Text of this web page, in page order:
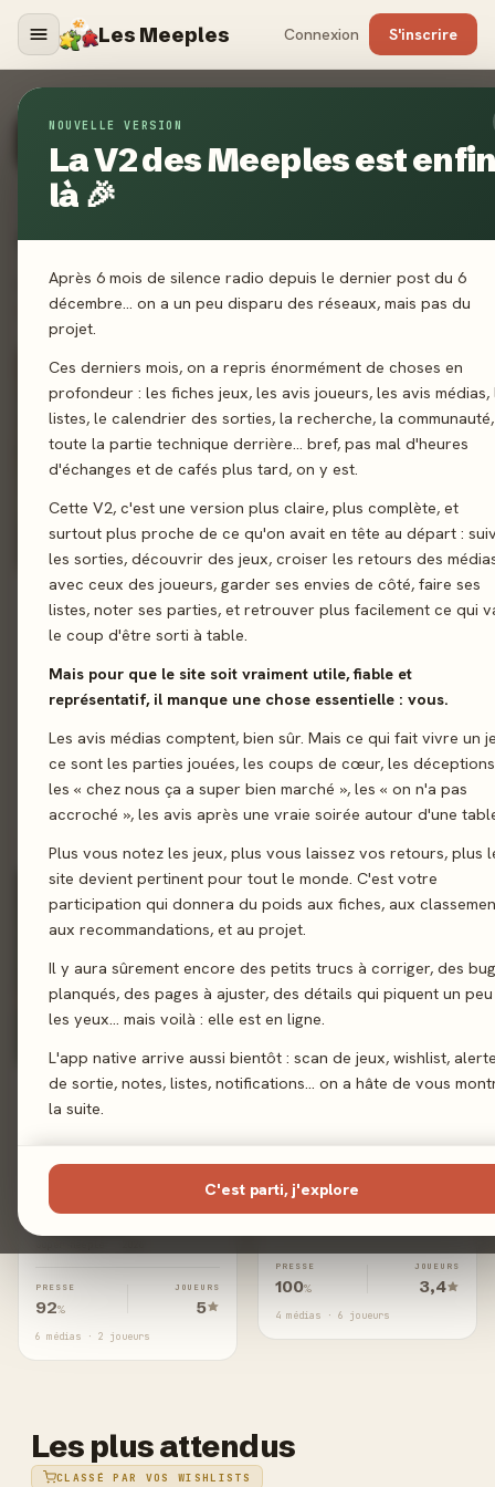
Les Meeples - Reviews, Avis &
Les Meeples Connexion S'inscrire
NOUVELLE VERSION
La V2 des Meeples est
là 🎉
Après 6 mois de silence radio depuis le dernier post du 6
décembre… on a un peu disparu des réseaux, mais pas du
projet.
Ces derniers mois, on a repris énormément de choses en
profondeur : les fiches jeux, les avis joueurs, les avis médias,
listes, le calendrier des sorties, la recherche, la communauté,
toute la partie technique derrière… bref, pas mal d'heures
d'échanges et de cafés plus tard, on y est.
Cette V2, c'est une version plus claire, plus complète, et
surtout plus proche de ce qu'on avait en tête au départ :
les sorties, découvrir des jeux, croiser les retours des
avec ceux des joueurs, garder ses envies de côté, faire ses
listes, noter ses parties, et retrouver plus facilement ce qui
le coup d'être sorti à table.
Mais pour que le site soit vraiment utile, fiable et
représentatif, il manque une chose essentielle : vous.
Les avis médias comptent, bien sûr. Mais ce qui fait vivre un
ce sont les parties jouées, les coups de cœur, les
les « chez nous ça a super bien marché », les « on n'a pas
accroché », les avis après une vraie soirée autour d'une
Plus vous notez les jeux, plus vous laissez vos retours, plus
site devient pertinent pour tout le monde. C'est votre
participation qui donnera du poids aux fiches, aux
aux recommandations, et au projet.
Il y aura sûrement encore des petits trucs à corriger, des
planqués, des pages à ajuster, des détails qui piquent un peu
les yeux… mais voilà : elle est en ligne.
L'app native arrive aussi bientôt : scan de jeux, wishlist,
de sortie, notes, listes, notifications… on a hâte de vous
la suite.
C'est parti, j'explore
94%
8 médias · vérifiés
5
80
nouveaux avis médias 66avis joueurs déposés
Tendances
50 % presse, 50 % joueurs : le vrai verdict, sans chichi (dès 5 avis).
Voir tout →
6 avis
✦MEEPLE-MÈTRE
100 /100
Leda
PRESSE
100%
JOUEURS
5
5 médias · 1 joueurs
10 avis
✦
✦
MEEPLE-MÈTRE
97/100
World Order
Super Meeple · 2026
PRESSE
94%
JOUEURS
5
8 médias · 2 joueurs
8 avis
✦MEEPLE-MÈTRE
96/100
Life of The
PRESSE
92%
JOUEURS
5
6 médias · 2 joueurs
10 avis
MEEPLE-MÈTRE
Athlètes de
Compète
PRESSE
100%
JOUEURS
3,4
4 médias · 6 joueurs
Les plus attendus
CLASSÉ PAR VOS WISHLISTS